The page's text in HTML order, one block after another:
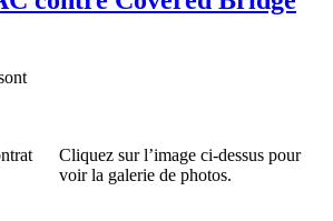
Cliquez sur l’image ci-dessus pour
voir la galerie de photos.